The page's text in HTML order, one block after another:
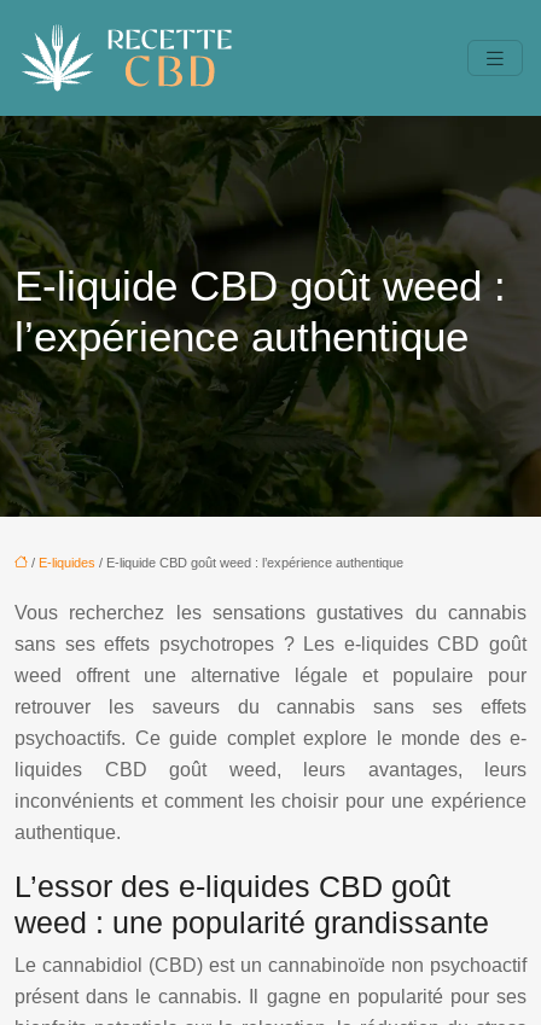
E-liquide CBD goût weed :
l’expérience authentique
/ E-liquides / E-liquide CBD goût weed : l’expérience authentique
Vous recherchez les sensations gustatives du cannabis
sans ses effets psychotropes ? Les e-liquides CBD goût
weed offrent une alternative légale et populaire pour
retrouver les saveurs du cannabis sans ses effets
psychoactifs. Ce guide complet explore le monde des e-
liquides CBD goût weed, leurs avantages, leurs
inconvénients et comment les choisir pour une expérience
authentique.
L’essor des e-liquides CBD goût
weed : une popularité grandissante
Le cannabidiol (CBD) est un cannabinoïde non psychoactif
présent dans le cannabis. Il gagne en popularité pour ses